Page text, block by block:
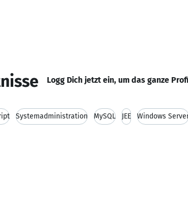
Logg Dich jetzt ein, um das ganze
Systemadministration MySQL JEE Windows